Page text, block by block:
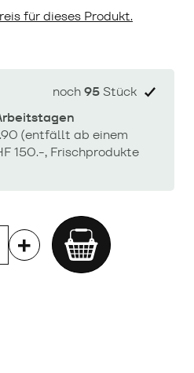
für dieses Produkt.
(entfällt ab einem
150.-, Frischprodukte
noch95Stück
Add